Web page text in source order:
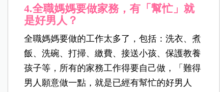
4.全職媽媽要做家務，有「幫忙」就
是好男人？
全職媽媽要做的工作太多了，包括：洗衣、煮
飯、洗碗、打掃、繳費、接送小孩、保護教養
孩子等，所有的家務工作得要自己做，「難得
男人願意做一點，就是已經有幫忙的好男人